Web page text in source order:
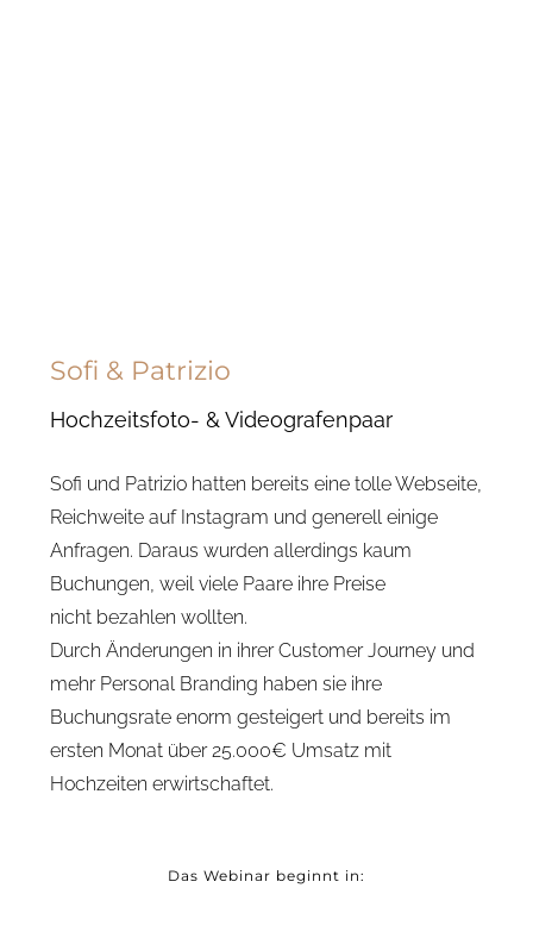
Sofi & Patrizio
Hochzeitsfoto- & Videografenpaar
Sofi und Patrizio hatten bereits eine tolle Webseite,
Reichweite auf Instagram und generell einige
Anfragen. Daraus wurden allerdings kaum
Buchungen, weil viele Paare ihre Preise
nicht bezahlen wollten.
Durch Änderungen in ihrer Customer Journey und
mehr Personal Branding haben sie ihre
Buchungsrate enorm gesteigert und bereits im
ersten Monat über 25.000€ Umsatz mit
Hochzeiten erwirtschaftet.
Das Webinar beginnt in: